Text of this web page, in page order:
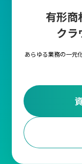
有形商
クラ
あらゆる業務の一元